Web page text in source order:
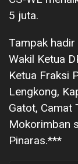
5 juta.
Tampak
Wakil Ketua
Ketua Fraksi
Lengkong,
Gatot, Camat
Mokorimban
Pinaras.***